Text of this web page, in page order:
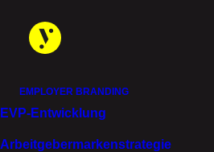
EMPLOYER BRANDING
EVP-Entwicklung
Arbeitgebermarken­strategie